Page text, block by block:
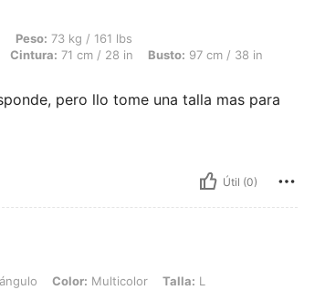
161 lbs, Forma del cuerpo: Triángulo invertido, Caderas:
Peso: 73 kg / 161 lbs
Cintura: 71 cm / 28 in Busto: 97 cm / 38 in
pero llo tome una talla mas para
Útil (0)
Multicolor, Talla: L
Color: Multicolor Talla: L